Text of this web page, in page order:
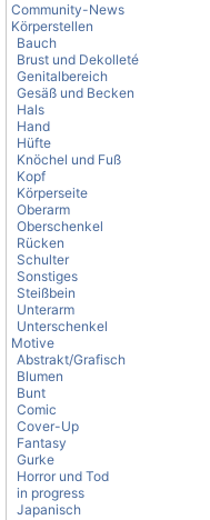
Community-News
Körperstellen
Bauch
Brust und Dekolleté
Genitalbereich
Gesäß und Becken
Hals
Hand
Hüfte
Knöchel und Fuß
Kopf
Körperseite
Oberarm
Oberschenkel
Rücken
Schulter
Sonstiges
Steißbein
Unterarm
Unterschenkel
Motive
Abstrakt/Grafisch
Blumen
Bunt
Comic
Cover-Up
Fantasy
Gurke
Horror und Tod
in progress
Japanisch